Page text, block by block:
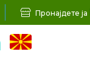
Пронајдете ја